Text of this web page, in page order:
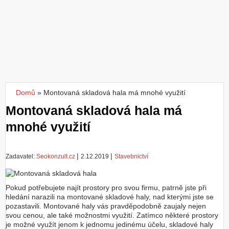
č
t
Jste zde
Domů » Montovaná skladová hala má mnohé využití
Montovaná skladová hala má
mnohé využití
Zadavatel: Seokonzult.cz | 2.12.2019 | Stavebnictví
Pokud potřebujete najít prostory pro svou firmu, patrně jste při
hledání narazili na montované skladové haly, nad kterými jste se
pozastavili. Montované haly vás pravděpodobně zaujaly nejen
svou cenou, ale také možnostmi využití. Zatímco některé prostory
je možné využít jenom k jednomu jedinému účelu, skladové haly